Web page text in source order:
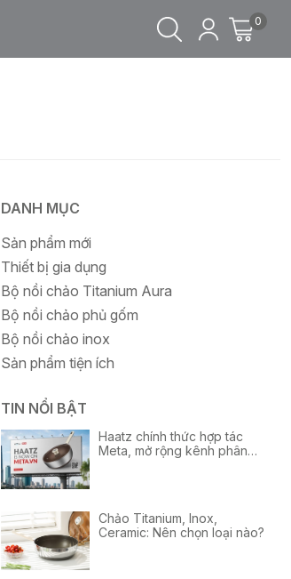
0
DANH MỤC
Sản phẩm mới
Thiết bị gia dụng
Bộ nồi chảo Titanium Aura
Bộ nồi chảo phủ gốm
Bộ nồi chảo inox
Sản phẩm tiện ích
TIN NỔI BẬT
Haatz chính thức hợp tác
Meta, mở rộng kênh phân
Chảo Titanium, Inox,
Ceramic: Nên chọn loại nào?